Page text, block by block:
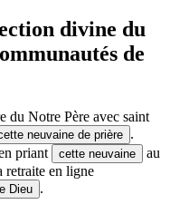
divine du
de
du Notre Père avec saint
neuvaine de prière .
priant
cette neuvaine
au
retraite en ligne
Dieu .